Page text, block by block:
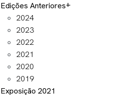
Edições Anteriores
2024
2023
2022
2021
2020
2019
Exposição 2021